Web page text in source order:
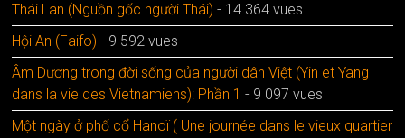
Thái Lan (Nguồn gốc người Thái) - 14 364 vues
Hội An (Faifo) - 9 592 vues
Âm Dương trong đời sống của người dân Việt (Yin et Yang
dans la vie des Vietnamiens): Phần 1 - 9 097 vues
Một ngày ở phố cổ Hanoï ( Une journée dans le vieux quartier